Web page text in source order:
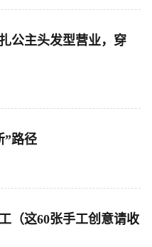
公主头发型营业，穿
”路径
（这60张手工创意请收